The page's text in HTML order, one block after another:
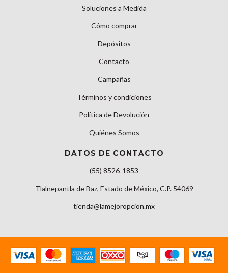
Soluciones a Medida
Cómo comprar
Depósitos
Contacto
Campañas
Términos y condiciones
Política de Devolución
Quiénes Somos
DATOS DE CONTACTO
(55) 8526-1853
Tlalnepantla de Baz, Estado de México, C.P. 54069
tienda@lamejoropcion.mx